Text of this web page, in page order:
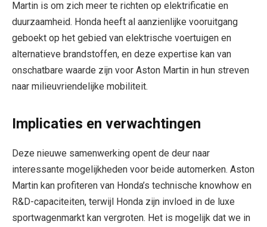
Martin is om zich meer te richten op elektrificatie en
duurzaamheid. Honda heeft al aanzienlijke vooruitgang
geboekt op het gebied van elektrische voertuigen en
alternatieve brandstoffen, en deze expertise kan van
onschatbare waarde zijn voor Aston Martin in hun streven
naar milieuvriendelijke mobiliteit.
Implicaties en verwachtingen
Deze nieuwe samenwerking opent de deur naar
interessante mogelijkheden voor beide automerken. Aston
Martin kan profiteren van Honda’s technische knowhow en
R&D-capaciteiten, terwijl Honda zijn invloed in de luxe
sportwagenmarkt kan vergroten. Het is mogelijk dat we in